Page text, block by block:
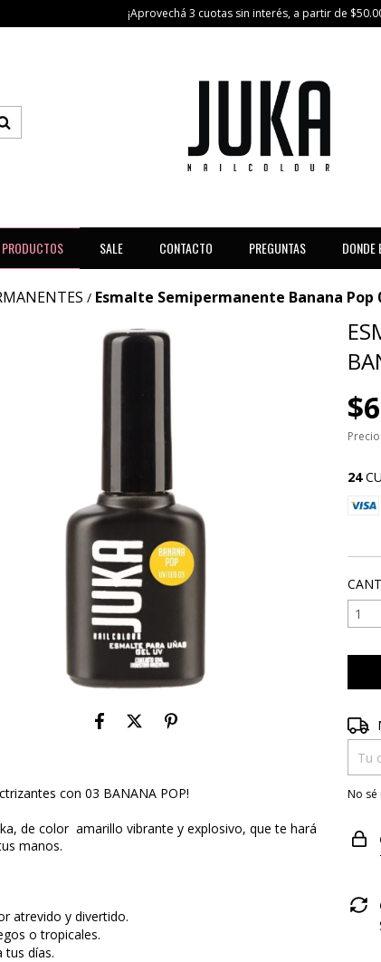
¡Aprovechá 3 cuotas sin interés, a partir de
PRODUCTOS SALE CONTACTO PREGUNTAS DONDE
/ Esmalte Semipermanente Banana Pop
con 03 BANANA POP!
de color amarillo vibrante y explosivo, que te hará
manos.
atrevido y divertido.
o tropicales.
tus días.
24
No